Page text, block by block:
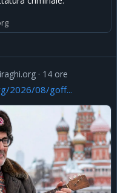
14 ore
2026/08/goff...